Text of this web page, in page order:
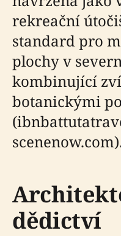
rekreační
standard pro
plochy v
kombinující
botanickými
dědictví